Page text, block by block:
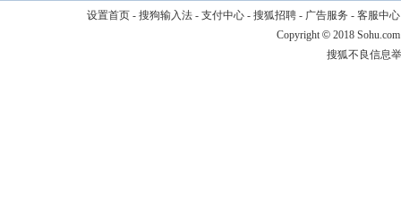
设置首页- 搜狗输入法- 支付中心- 搜狐招聘- 广告服务 - 客服中心
Copyright © 2018
搜狐不良信息